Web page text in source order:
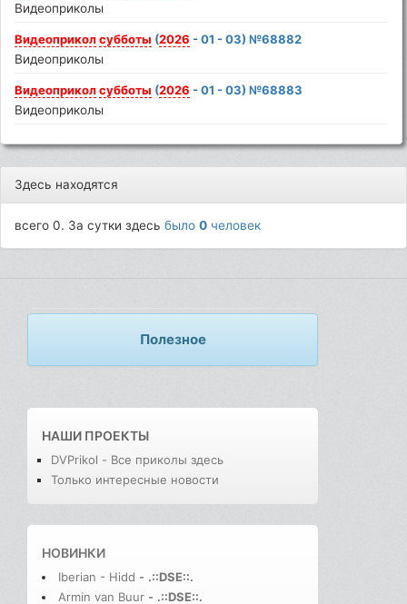
Видеоприколы
Видеоприкол субботы (2026 - 01 - 03) №68882
Видеоприколы
Видеоприкол субботы (2026 - 01 - 03) №68883
Видеоприколы
Здесь находятся
всего 0. За сутки здесьбыло0 человек
Полезное
НАШИ ПРОЕКТЫ
DVPrikol - Все приколы здесь
Только интересные новости
НОВИНКИ
Iberian - Hidd - .::DSE::.
Armin van Buur - .::DSE::.